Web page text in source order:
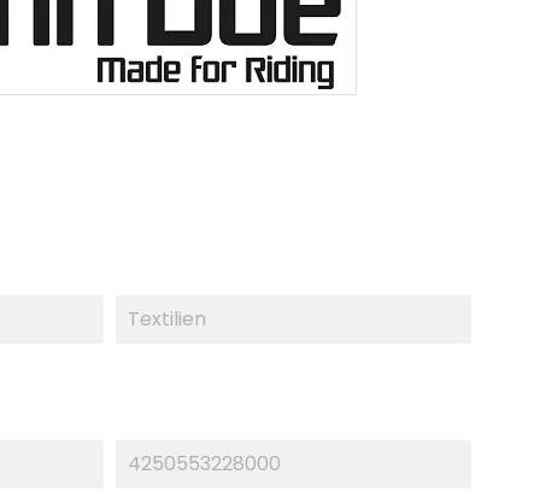
Textilien
4250553228000